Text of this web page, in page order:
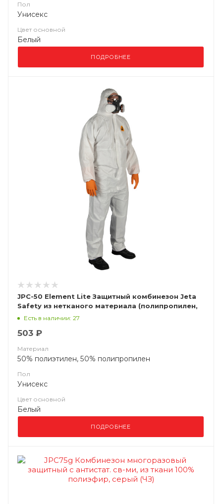
Пол
Унисекс
Цвет основной
Белый
ПОДРОБНЕЕ
JPC-50 Element Lite Защитный комбинезон Jeta
Safety из нетканого материала (полипропилен,
ламинированный полиэтиленом (микропористая
Есть в наличии: 27
503 ₽
Материал
50% полиэтилен, 50% полипропилен
Пол
Унисекс
Цвет основной
Белый
ПОДРОБНЕЕ